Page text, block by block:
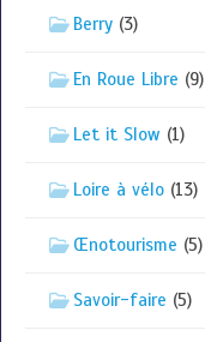
Berry (3)
En Roue Libre (9)
Let it Slow (1)
Loire à vélo (13)
Œnotourisme (5)
Savoir-faire (5)